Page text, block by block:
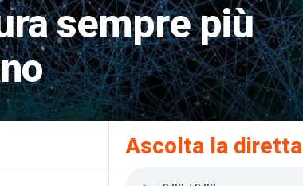
sempre più
Ascolta la diretta